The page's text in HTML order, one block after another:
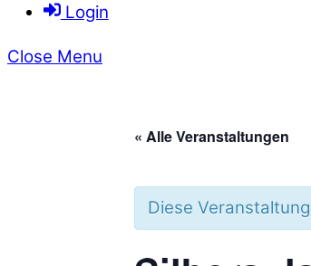
Login
Close Menu
« Alle Veranstaltungen
Diese